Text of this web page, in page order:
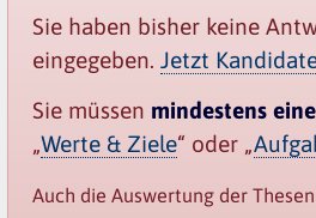
Sie haben bisher keine
eingegeben. Jetzt
Sie müssen mindestens
„Werte & Ziele“ oder „
Auch die Auswertung der